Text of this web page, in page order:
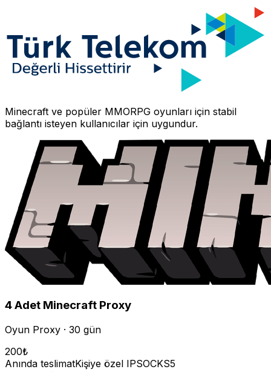
Minecraft ve popüler MMORPG oyunları için stabil
bağlantı isteyen kullanıcılar için uygundur.
4Adet Minecraft Proxy
Oyun Proxy · 30 gün
200₺
Anında teslimatKişiye özel IPSOCKS5